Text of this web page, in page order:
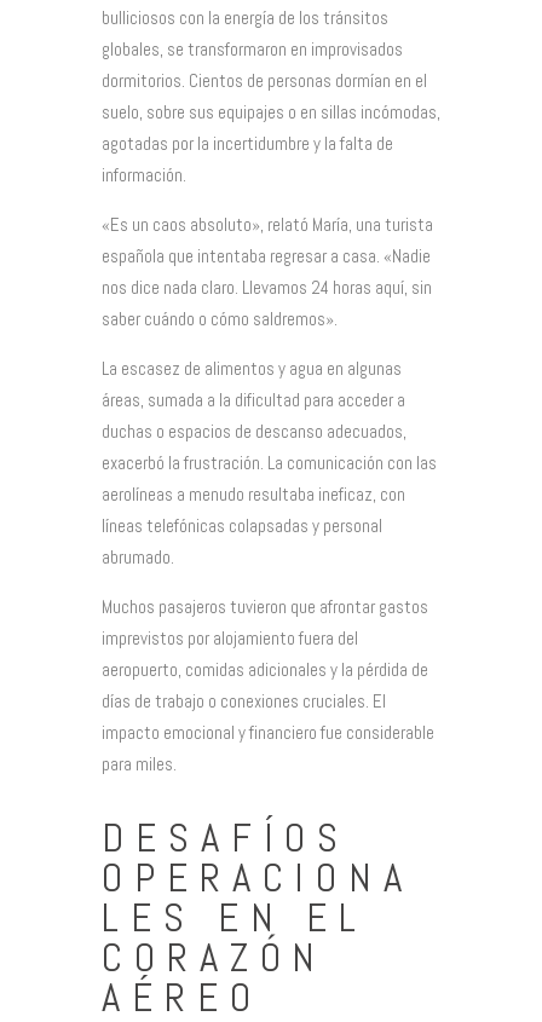
bulliciosos con la energía de los tránsitos
globales, se transformaron en improvisados
dormitorios. Cientos de personas dormían en el
suelo, sobre sus equipajes o en sillas incómodas,
agotadas por la incertidumbre y la falta de
información.
«Es un caos absoluto», relató María, una turista
española que intentaba regresar a casa. «Nadie
nos dice nada claro. Llevamos 24 horas aquí, sin
saber cuándo o cómo saldremos».
La escasez de alimentos y agua en algunas
áreas, sumada a la dificultad para acceder a
duchas o espacios de descanso adecuados,
exacerbó la frustración. La comunicación con las
aerolíneas a menudo resultaba ineficaz, con
líneas telefónicas colapsadas y personal
abrumado.
Muchos pasajeros tuvieron que afrontar gastos
imprevistos por alojamiento fuera del
aeropuerto, comidas adicionales y la pérdida de
días de trabajo o conexiones cruciales. El
impacto emocional y financiero fue considerable
para miles.
DESAFÍOS
OPERACIONA
LES EN EL
CORAZÓN
AÉREO